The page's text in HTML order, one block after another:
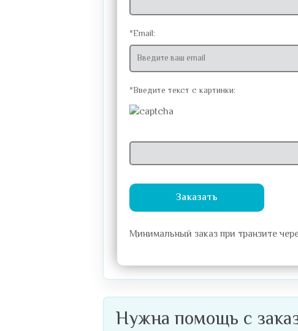
*Email:
*Введите текст с картинки:
Заказать
Минимальный заказ при транзите
Нужна помощь с